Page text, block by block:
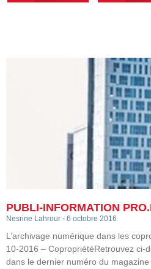
PUBLI-INFORMATION
Nesrine Lahrour 6 octobre 2016
L’archivage numérique dans les
10-2016 – CopropriétéRetrouvez ci-
dans le dernier numéro du